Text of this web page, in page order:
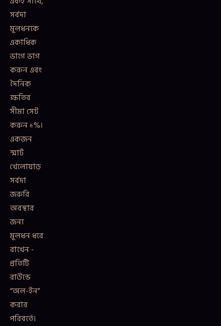
সর্বদা
মূলধনকে
একাধিক
ভাগে ভাগ
করুন এবং
দৈনিক
ক্ষতির
সীমা সেট
করুন ১%।
একজন
স্মার্ট
খেলোয়াড়
সর্বদা
জরুরি
অবস্থার
জন্য
মূলধন ধরে
রাখেন -
প্রতিটি
রাউন্ডে
“অল-ইন”
করার
পরিবর্তে।